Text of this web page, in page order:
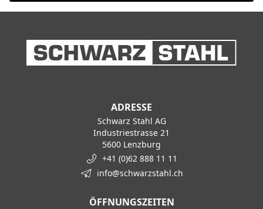
ADRESSE
Schwarz Stahl AG
Industriestrasse 21
5600 Lenzburg
+41 (0)62 888 11 11
info@schwarzstahl.ch
ÖFFNUNGSZEITEN